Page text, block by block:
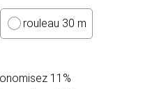
rouleau 30 m
11%